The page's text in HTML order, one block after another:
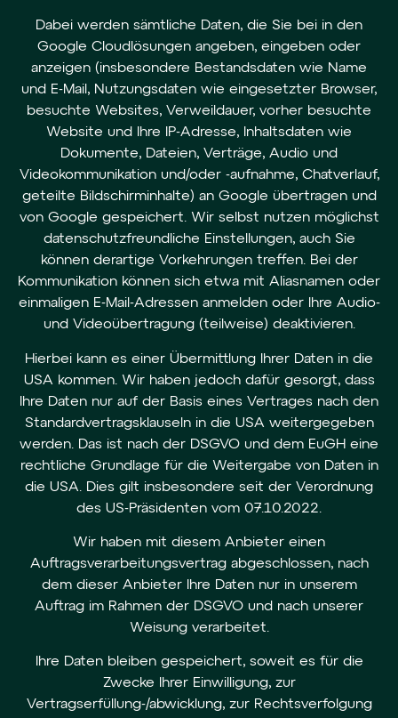
Dabei werden sämtliche Daten, die Sie bei in den
Google Cloudlösungen angeben, eingeben oder
anzeigen (insbesondere Bestandsdaten wie Name
und E-Mail, Nutzungsdaten wie eingesetzter Browser,
besuchte Websites, Verweildauer, vorher besuchte
Website und Ihre IP-Adresse, Inhaltsdaten wie
Dokumente, Dateien, Verträge, Audio und
Videokommunikation und/oder -aufnahme, Chatverlauf,
geteilte Bildschirminhalte) an Google übertragen und
von Google gespeichert. Wir selbst nutzen möglichst
datenschutzfreundliche Einstellungen, auch Sie
können derartige Vorkehrungen treffen. Bei der
Kommunikation können sich etwa mit Aliasnamen oder
einmaligen E-Mail-Adressen anmelden oder Ihre Audio-
und Videoübertragung (teilweise) deaktivieren.
Hierbei kann es einer Übermittlung Ihrer Daten in die
USA kommen. Wir haben jedoch dafür gesorgt, dass
Ihre Daten nur auf der Basis eines Vertrages nach den
Standardvertragsklauseln in die USA weitergegeben
werden. Das ist nach der DSGVO und dem EuGH eine
rechtliche Grundlage für die Weitergabe von Daten in
die USA. Dies gilt insbesondere seit der Verordnung
des US-Präsidenten vom 07.10.2022.
Wir haben mit diesem Anbieter einen
Auftragsverarbeitungsvertrag abgeschlossen, nach
dem dieser Anbieter Ihre Daten nur in unserem
Auftrag im Rahmen der DSGVO und nach unserer
Weisung verarbeitet.
Ihre Daten bleiben gespeichert, soweit es für die
Zwecke Ihrer Einwilligung, zur
Vertragserfüllung-/abwicklung, zur Rechtsverfolgung